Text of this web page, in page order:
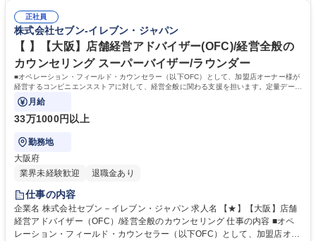
オーナー様の方針もふまえた個店カウンセリングへと繋げていきます。 募
集職種 【★】【福島】店舗経営アドバイザー（OFC）/経営全般のカウン
セリング
フプランの変更に合わせた働き方が可能な制度があります。 ・ＯＦＣ職限
定、エリアを限定して働く制度 ※エリア内転勤は有り ・育児や介護等に
て、転勤無しになる制度 ・育児や介護等にて、短時間で働く制度 学歴・
資格 学歴：大学院 大学 高専 短大 専修学校 高校 語学力： 資格：第一種運
転免許普通自動車
正社員
株式会社セブン-イレブン・ジャパン
【 】【大阪】店舗経営アドバイザー(OFC)/経営全般の
カウンセリング スーパーバイザー/ラウンダー
■オペレーション・フィールド・カウンセラー（以下OFC）として、加盟店オーナー様が
経営するコンビニエンスストアに対して、経営全般に関わる支援を担います。定量データ
に基づく運営支援業務をお任せします。
月給
33万1000円以上
勤務地
大阪府
業界未経験歓迎
退職金あり
仕事の内容
企業名 株式会社セブン－イレブン・ジャパン 求人名 【★】【大阪】店舗
経営アドバイザー（OFC）/経営全般のカウンセリング 仕事の内容 ■オペ
レーション・フィールド・カウンセラー（以下OFC）として、加盟店オー